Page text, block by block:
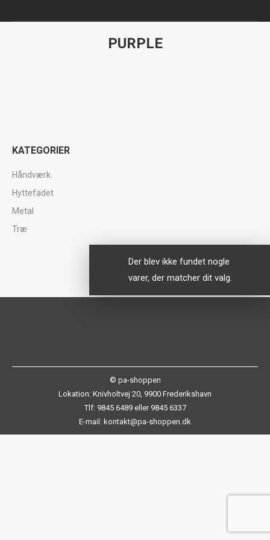
PURPLE
Der blev ikke fundet nogle
varer, der matcher dit valg.
KATEGORIER
Håndværk
Hyttefadet
Metal
Træ
© pa-shoppen
Lokation: Knivholtvej 20, 9900 Frederikshavn
Tlf: 9845 6489 eller 9845 6337
E-mail: kontakt@pa-shoppen.dk